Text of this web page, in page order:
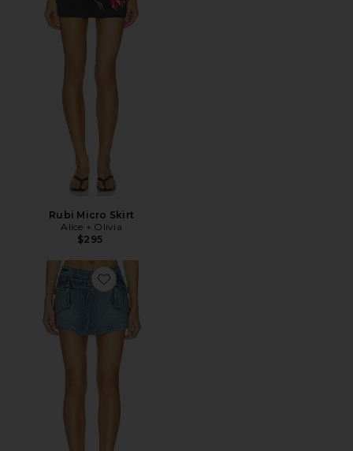
Rubi Micro Skirt
Alice + Olivia
$295
Favorite Brandy Denim Cargo Mini Skirt